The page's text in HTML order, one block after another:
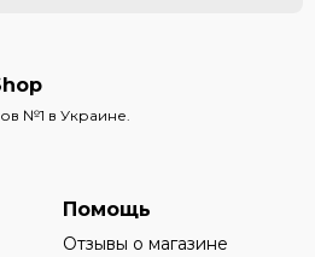
№1 в Украине.
Помощь
Отзывы о магазине